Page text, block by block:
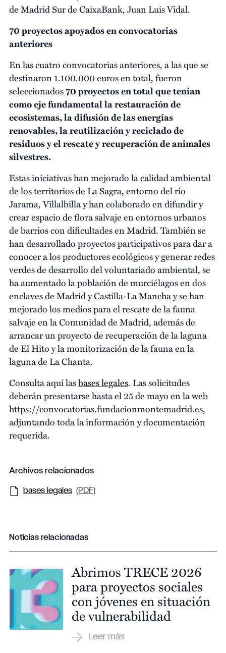
de Madrid Sur de CaixaBank, Juan Luis Vidal.
70 proyectos apoyados en convocatorias
anteriores
En las cuatro convocatorias anteriores, a las que se
destinaron 1.100.000 euros en total, fueron
seleccionados70 proyectos en total que tenían
como eje fundamental la restauración de
ecosistemas, la difusión de las energías
renovables, la reutilización y reciclado de
residuos y el rescate y recuperación de animales
silvestres.
Estas iniciativas han mejorado la calidad ambiental
de los territorios de La Sagra, entorno del río
Jarama, Villalbilla y han colaborado en difundir y
crear espacio de flora salvaje en entornos urbanos
de barrios con dificultades en Madrid. También se
han desarrollado proyectos participativos para dar a
conocer a los productores ecológicos y generar redes
verdes de desarrollo del voluntariado ambiental, se
ha aumentado la población de murciélagos en dos
enclaves de Madrid y Castilla-La Mancha y se han
mejorado los medios para el rescate de la fauna
salvaje en la Comunidad de Madrid, además de
arrancar un proyecto de recuperación de la laguna
de El Hito y la monitorización de la fauna en la
laguna de La Chanta.
Consulta aquí lasbases legales. Las solicitudes
deberán presentarse hasta el 25 de mayo en la web
https://convocatorias.fundacionmontemadrid.es,
adjuntando toda la información y documentación
requerida.
Archivos relacionados
bases legales (PDF)
Noticias relacionadas
Abrimos TRECE 2026
para proyectos sociales
con jóvenes en situación
de vulnerabilidad